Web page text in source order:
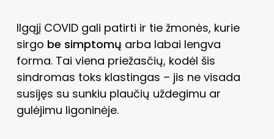
Ilgąjį COVID gali patirti ir tie žmonės, kurie
sirgo be simptomų arba labai lengva
forma. Tai viena priežasčių, kodėl šis
sindromas toks klastingas – jis ne visada
susijęs su sunkiu plaučių uždegimu ar
gulėjimu ligoninėje.